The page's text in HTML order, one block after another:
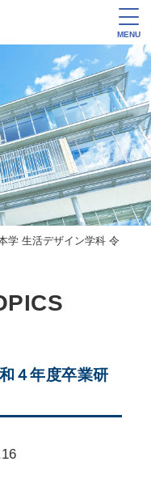
MENU
生活デザイン学科 令
４年度卒業研